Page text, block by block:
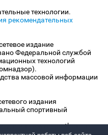
технологии.
рекомендательных
издание
Федеральной службой
технологий
массовой информации
издания
спортивный
«www.sportbox.ru»: